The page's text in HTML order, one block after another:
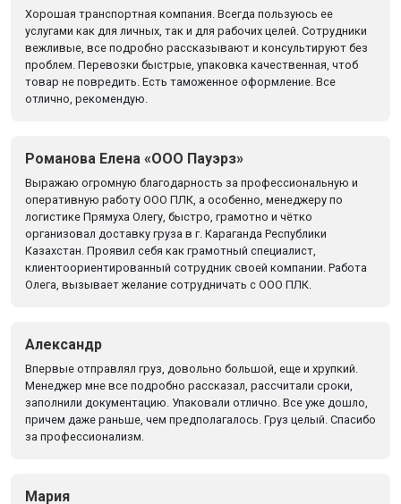
Хорошая транспортная компания. Всегда пользуюсь ее
услугами как для личных, так и для рабочих целей. Сотрудники
вежливые, все подробно рассказывают и консультируют без
проблем. Перевозки быстрые, упаковка качественная, чтоб
товар не повредить. Есть таможенное оформление. Все
отлично, рекомендую.
Романова Елена «ООО Пауэрз»
Выражаю огромную благодарность за профессиональную и
оперативную работу ООО ПЛК, а особенно, менеджеру по
логистике Прямуха Олегу, быстро, грамотно и чётко
организовал доставку груза в г. Караганда Республики
Казахстан. Проявил себя как грамотный специалист,
клиентоориентированный сотрудник своей компании. Работа
Олега, вызывает желание сотрудничать с ООО ПЛК.
Александр
Впервые отправлял груз, довольно большой, еще и хрупкий.
Менеджер мне все подробно рассказал, рассчитали сроки,
заполнили документацию. Упаковали отлично. Все уже дошло,
причем даже раньше, чем предполагалось. Груз целый. Спасибо
за профессионализм.
Мария